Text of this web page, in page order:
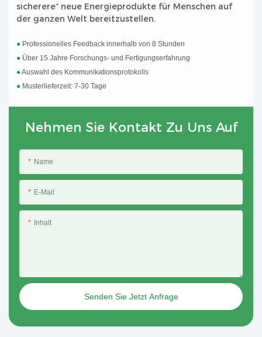
sicherere“ neue Energieprodukte für Menschen auf
der ganzen Welt bereitzustellen.
● Professionelles Feedback innerhalb von 8 Stunden
● Über 15 Jahre Forschungs- und Fertigungserfahrung
●Auswahl des Kommunikationsprotokolls
● Musterlieferzeit: 7-30 Tage
Nehmen Sie Kontakt Zu Uns Auf
Name
E-Mail
Inhalt
Senden Sie Jetzt Anfrage